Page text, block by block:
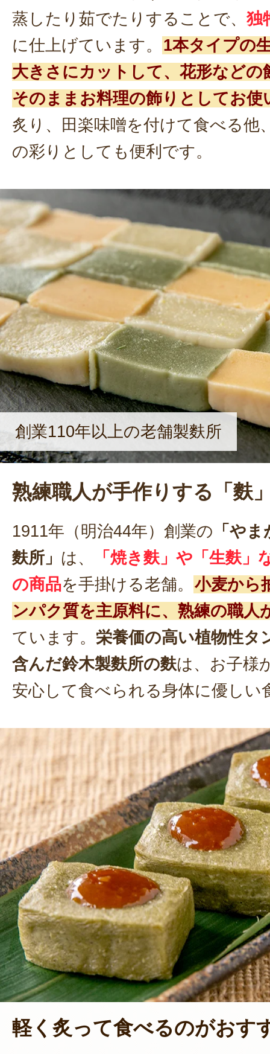
蒸したり茹でたりすることで、 独
に仕上げています。 1本タイプの
大きさにカットして、花形などの
そのままお料理の飾りとしてお使
炙り、田楽味噌を付けて食べる他
の彩りとしても便利です。
創業110年以上の老舗製麩所
熟練職人が手作りする「麩
1911年（明治44年）創業の 「や
麩所」 は、
「焼き麩」や「生麩」
の商品を手掛ける老舗。 小麦から
ンパク質を主原料に、熟練の職人
ています。 栄養価の高い植物性タ
含んだ鈴木製麩所の麩は、お子様
安心して食べられる身体に優しい
軽く炙って食べるのがおす